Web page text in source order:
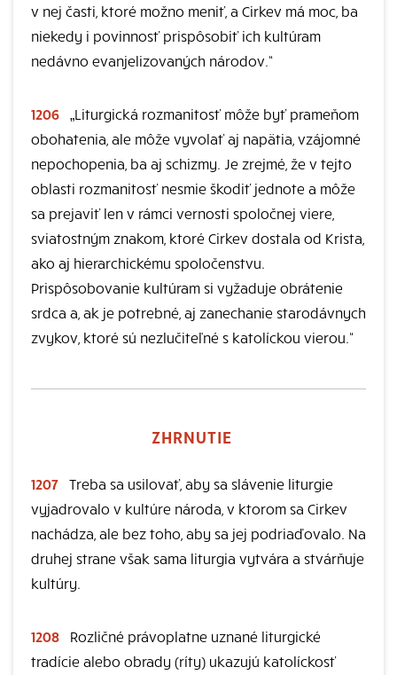
v nej časti, ktoré možno meniť, a Cirkev má moc, ba
niekedy i povinnosť prispôsobiť ich kultúram
nedávno evanjelizovaných národov.“
1206
„Liturgická rozmanitosť môže byť prameňom
obohatenia, ale môže vyvolať aj napätia, vzájomné
nepochopenia, ba aj schizmy. Je zrejmé, že v tejto
oblasti rozmanitosť nesmie škodiť jednote a môže
sa prejaviť len v rámci vernosti spoločnej viere,
sviatostným znakom, ktoré Cirkev dostala od Krista,
ako aj hierarchickému spoločenstvu.
Prispôsobovanie kultúram si vyžaduje obrátenie
srdca a, ak je potrebné, aj zanechanie starodávnych
zvykov, ktoré sú nezlučiteľné s katolíckou vierou.“
ZHRNUTIE
1207 Treba sa usilovať, aby sa slávenie liturgie
vyjadrovalo v kultúre národa, v ktorom sa Cirkev
nachádza, ale bez toho, aby sa jej podriaďovalo. Na
druhej strane však sama liturgia vytvára a stvárňuje
kultúry.
1208
Rozličné právoplatne uznané liturgické
tradície alebo obrady (ríty) ukazujú katolíckosť